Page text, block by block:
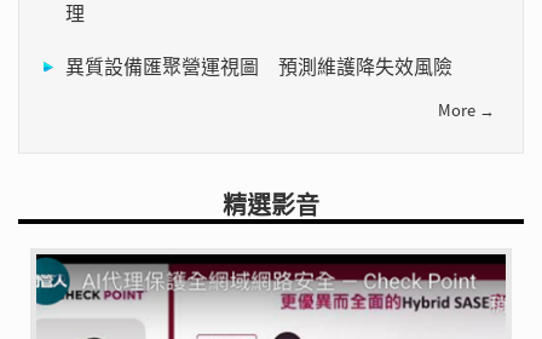
理
異質設備匯聚營運視圖 預測維護降失效風險
More →
精選影音